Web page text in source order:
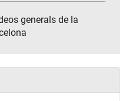
generals de la